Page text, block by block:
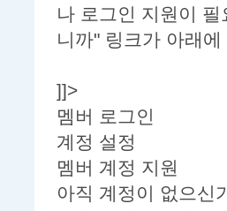
나 로그인 지원이 필
니까" 링크가 아래
]]>
멤버 로그인
계정 설정
멤버 계정 지원
아직 계정이 없으신